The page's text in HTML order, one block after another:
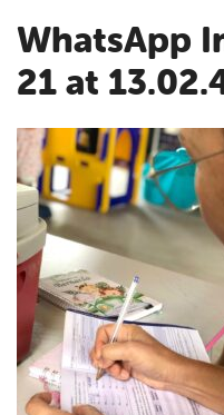
WhatsApp Image 2025-08-
21 at